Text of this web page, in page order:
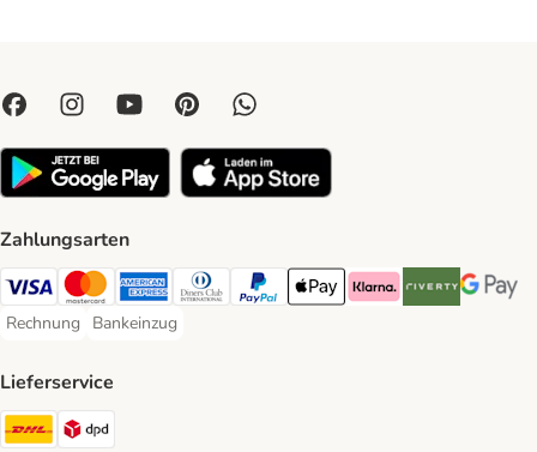
Zahlungsarten
Visa Payment Method
Mastercard Payment Method
American Express Payment Method
Diners Club Payment Method
PayPal Payment Method
Apple Pay Payment Method
Klarna Payment Method
Riverty Payment
Google
Rechnung
Rechnung Payment Method
Bankeinzug
Bankeinzug Payment Method
Lieferservice
DHL Shipping Method